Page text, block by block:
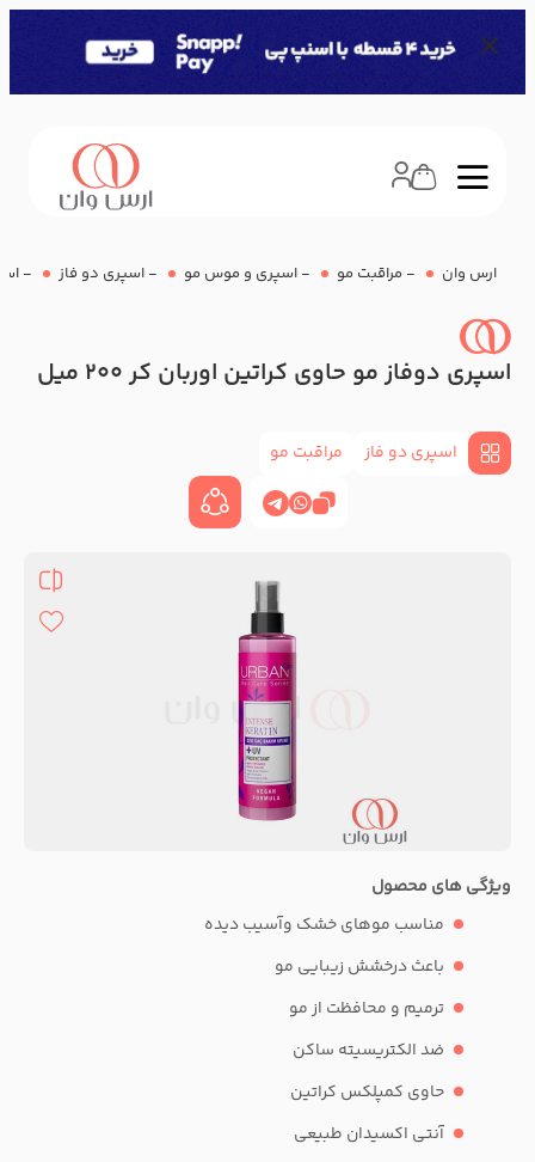
ارس وان - مراقبت مو - اسپری و موس مو - اسپری دو فاز -
اسپری دوفاز مو حاوی کراتین اوربان کر 200 میل
اسپری دو فاز مراقبت مو
ویژگی های محصول
مناسب موهای خشک وآسیب دیده
باعث درخشش زیبایی مو
ترمیم و محافظت از مو
ضد الکتریسیته ساکن
حاوی کمپلکس کراتین
آنتی اکسیدان طبیعی